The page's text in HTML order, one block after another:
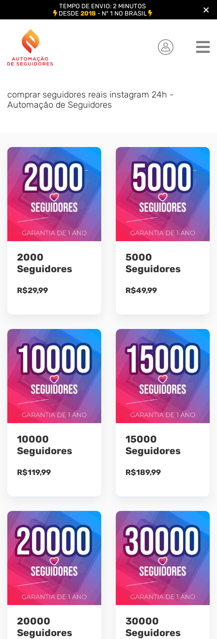
content
comprar seguidores reais instagram 24h -
Automação de Seguidores
2000
Seguidores
R$29,99
5000
Seguidores
R$49,99
10000
Seguidores
R$119,99
15000
Seguidores
R$189,99
20000
Seguidores
30000
Seguidores
TEMPO DE ENVIO: 2 MINUTOS
DESDE 2018- Nº 1 NO BRASIL